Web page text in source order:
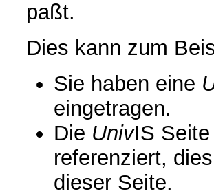
paßt.
Dies kann zum
Sie haben eine
eingetragen.
Die UnivIS
referenziert,
dieser Seite.